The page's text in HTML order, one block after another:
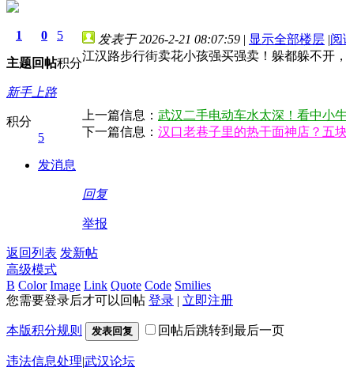
1
主题
0
回帖
5
积分
新手上路
积分
5
发消息
发表于 2026-2-21 08:07:59 | 显示全部楼层 |阅
江汉路步行街卖花小孩强买强卖！躲都躲不开
上一篇信息： 武汉二手电动车水太深！看中小
下一篇信息： 汉口老巷子里的热干面神店？五
回复
举报
返回列表 发新帖
高级模式
B Color Image Link Quote Code Smilies
您需要登录后才可以回帖 登录 | 立即注册
本版积分规则 发表回复 回帖后跳转到最后一页
违法信息处理|武汉论坛